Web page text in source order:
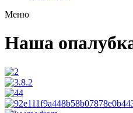
Меню
Наша